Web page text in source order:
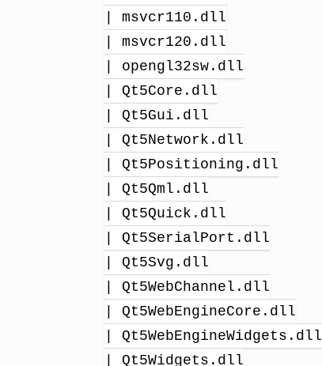
| msvcr110.dll
| msvcr120.dll
| opengl32sw.dll
| Qt5Core.dll
| Qt5Gui.dll
| Qt5Network.dll
| Qt5Positioning.dll
| Qt5Qml.dll
| Qt5Quick.dll
| Qt5SerialPort.dll
| Qt5Svg.dll
| Qt5WebChannel.dll
| Qt5WebEngineCore.dll
| Qt5WebEngineWidgets.dll
| Qt5Widgets.dll